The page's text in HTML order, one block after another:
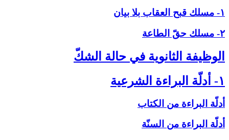
۱- مسلك قبح العقاب بلا بيان
۲- مسلك حقّ الطاعة
الوظيفة الثانوية في حالة الشكّ‏
۱- أدلّة البراءة الشرعية
أدلّة البراءة من الكتاب
أدلّة البراءة من السنّة